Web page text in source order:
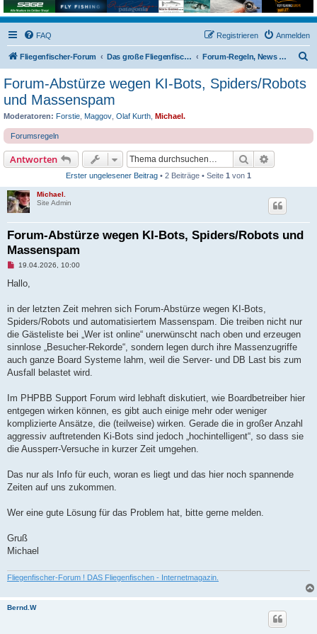
FAQ Anmelden
Registrieren
Fliegenfischer-Forum Das große Fliegenfischer-Forum! Forum-Regeln, News und Änderungen
Forum-Abstürze wegen KI-Bots, Spiders/Robots
und Massenspam
Moderatoren: Forstie Maggov Olaf Kurth Michael.
Forumsregeln
Antworten Suche
Erster ungelesener Beitrag • 2 Beiträge • Seite 1 von 1
Michael.
Site Admin
Forum-Abstürze wegen KI-Bots, Spiders/Robots und
Massenspam
U
g
e
e
n
r
B
i
a
g
19.04.2026, 10:00
Hallo,
in der letzten Zeit mehren sich Forum-Abstürze wegen KI-Bots,
Spiders/Robots und automatisiertem Massenspam. Die treiben nicht nur
die Gästeliste bei „Wer ist online“ unerwünscht nach oben und erzeugen
sinnlose „Besucher-Rekorde“, sondern legen durch ihre Massenzugriffe
auch ganze Board Systeme lahm, weil die Server- und DB Last bis zum
Ausfall belastet wird.
Im PHPBB Support Forum wird lebhaft diskutiert, wie Boardbetreiber hier
entgegen wirken können, es gibt auch einige mehr oder weniger
komplizierte Ansätze, die (teilweise) wirken. Gerade die in großer Anzahl
aggressiv auftretenden Ki-Bots sind jedoch „hochintelligent“, so dass sie
die Aussperr-Versuche in kurzer Zeit umgehen.
Das nur als Info für euch, woran es liegt und das hier noch spannende
Zeiten auf uns zukommen.
Wer eine gute Lösung für das Problem hat, bitte gerne melden.
Gruß
Michael
Fliegenfischer-Forum ! DAS Fliegenfischen - Internetmagazin.
Bernd.W